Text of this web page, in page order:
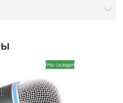
На складе